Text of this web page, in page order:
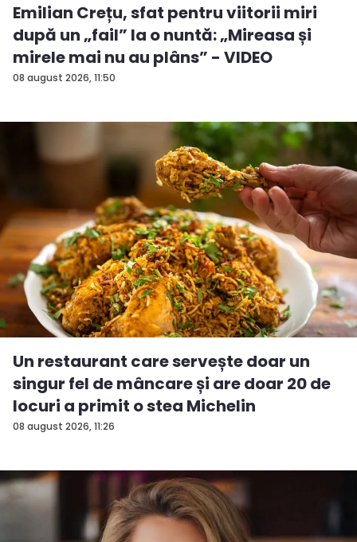
08 august 2026, 11:50
Emilian Crețu, sfat pentru viitorii miri
după un „fail” la o nuntă: „Mireasa și
mirele mai nu au plâns” - VIDEO
08 august 2026, 11:26
Un restaurant care servește doar un
singur fel de mâncare și are doar 20 de
locuri a primit o stea Michelin